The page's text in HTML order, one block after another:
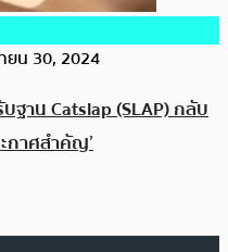
น 30, 2024
าน Catslap (SLAP) กลับ
กาศสำคัญ’